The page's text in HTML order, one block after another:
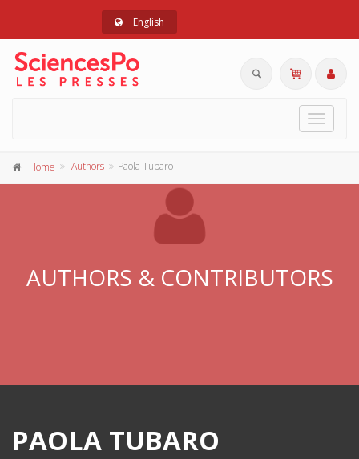
English
Toggle
Home Authors Paola Tubaro
AUTHORS & CONTRIBUTORS
PAOLA TUBARO